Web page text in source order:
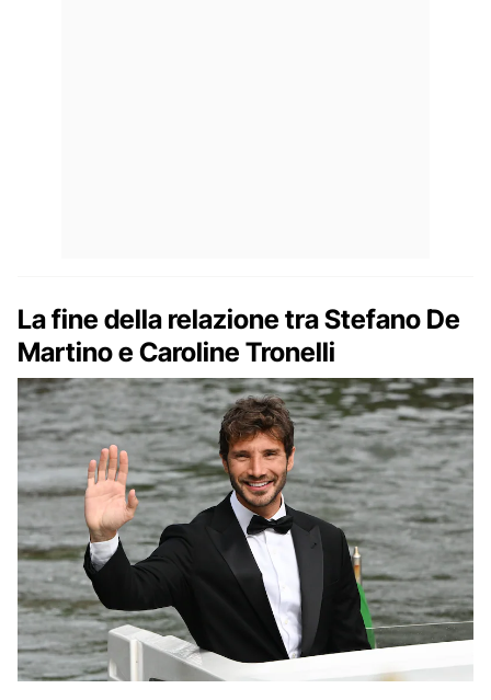
La fine della relazione tra Stefano De
Martino e Caroline Tronelli